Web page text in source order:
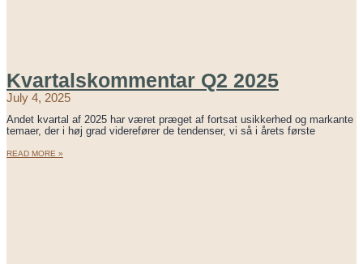
Kvartalskommentar Q2 2025
July 4, 2025
Andet kvartal af 2025 har været præget af fortsat usikkerhed og markante
temaer, der i høj grad viderefører de tendenser, vi så i årets første
READ MORE »